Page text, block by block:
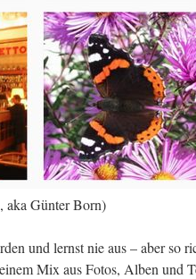
aka Günter Born)
und lernst nie aus – aber so
Mix aus Fotos, Alben und